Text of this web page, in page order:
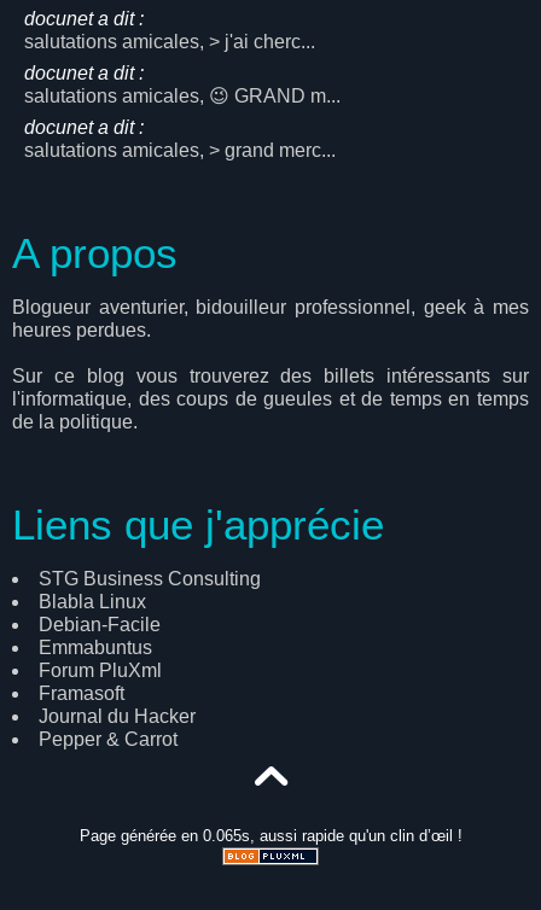
docunet a dit :
salutations amicales, > j'ai cherc...
docunet a dit :
salutations amicales, 😉 GRAND m...
docunet a dit :
salutations amicales, > grand merc...
A propos
Blogueur aventurier, bidouilleur professionnel, geek à mes
heures perdues.
Sur ce blog vous trouverez des billets intéressants sur
l'informatique, des coups de gueules et de temps en temps
de la politique.
Liens que j'apprécie
STG Business Consulting
Blabla Linux
Debian-Facile
Emmabuntus
Forum PluXml
Framasoft
Journal du Hacker
Pepper & Carrot
Page générée en 0.065s, aussi rapide qu'un clin d’œil !